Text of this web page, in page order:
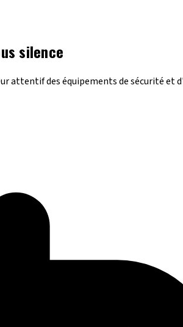
silence
attentif des équipements de sécurité et